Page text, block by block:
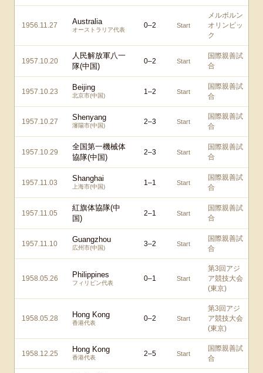
1956.11.27 Australia
オーストラリア代表
0–2 Start
メルボルン
オリンピッ
ク
1957.10.20
人民解放軍八一
隊(中国)
0–2 Start
国際親善試
合
1957.10.23 Beijing
北京市(中国) 1–2 Start
国際親善試
合
1957.10.27 Shenyang
瀋陽市(中国) 2–3 Start
国際親善試
合
1957.10.29
全国第一機械体
協隊(中国)
2–3 Start
国際親善試
合
1957.11.03 Shanghai
上海市(中国) 1–1 Start
国際親善試
合
1957.11.05
紅旗体協隊(中
国)
2–1 Start
国際親善試
合
1957.11.10 Guangzhou
広州市(中国) 3–2 Start
国際親善試
合
1958.05.26 Philippines
フィリピン代表
0–1 Start
第3回アジ
ア競技大会
(東京)
1958.05.28 Hong Kong
香港代表
0–2 Start
第3回アジ
ア競技大会
(東京)
1958.12.25 Hong Kong
香港代表 2–5 Start
国際親善試
合